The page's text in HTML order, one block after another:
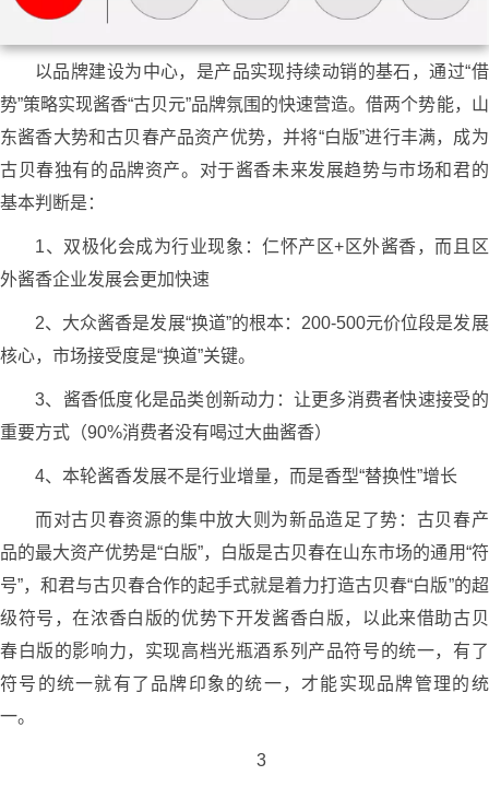
以品牌建设为中心，是产品实现持续动销的基石，通过“借
势”策略实现酱香“古贝元”品牌氛围的快速营造。借两个势能，山
东酱香大势和古贝春产品资产优势，并将“白版”进行丰满，成为
古贝春独有的品牌资产。对于酱香未来发展趋势与市场和君的
基本判断是：
1、双极化会成为行业现象：仁怀产区+区外酱香，而且区
外酱香企业发展会更加快速
2、大众酱香是发展“换道”的根本：200-500元价位段是发展
核心，市场接受度是“换道”关键。
3、酱香低度化是品类创新动力：让更多消费者快速接受的
重要方式（90%消费者没有喝过大曲酱香）
4、本轮酱香发展不是行业增量，而是香型“替换性”增长
而对古贝春资源的集中放大则为新品造足了势：古贝春产
品的最大资产优势是“白版”，白版是古贝春在山东市场的通用“符
号”，和君与古贝春合作的起手式就是着力打造古贝春“白版”的超
级符号，在浓香白版的优势下开发酱香白版，以此来借助古贝
春白版的影响力，实现高档光瓶酒系列产品符号的统一，有了
符号的统一就有了品牌印象的统一，才能实现品牌管理的统
一。
3